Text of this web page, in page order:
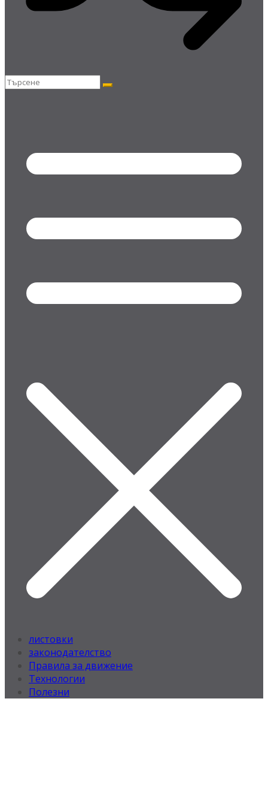
листовки
законодателство
Правила за движение
Технологии
Полезни